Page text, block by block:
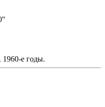
е годы.